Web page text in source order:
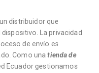
distribuidor que
La privacidad
de envío es
Como unatienda de
Ecuador gestionamos